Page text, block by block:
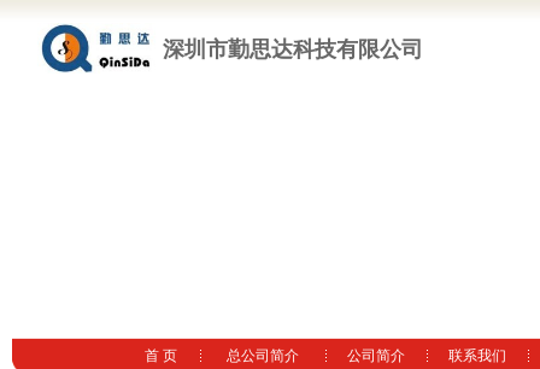
深圳市勤思达科技有限公司
首 页 总公司简介 公司简介 联系我们